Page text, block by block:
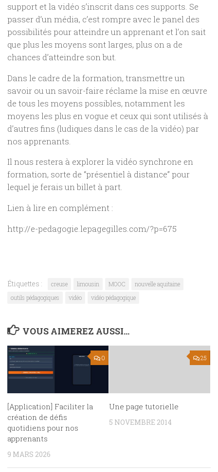
support et la vidéo s’inscrit dans ces supports. Se
passer d’un média, c’est rompre avec le panel des
possibilités pour atteindre un apprenant et l’on sait
que plus les moyens sont larges, plus on a de
chances d’atteindre son but.
Dans le cadre de la formation, transmettre un
savoir ou un savoir-faire réclame la mise en œuvre
de tous les moyens possibles, notamment les
moyens les plus en vogue et ceux qui sont utilisés à
d’autres fins (ludiques dans le cas de la vidéo) par
nos apprenants.
Il nous restera à explorer la vidéo synchrone en
formation, sorte de “présentiel à distance” pour
lequel je ferais un billet à part.
Lien à lire en complément :
http://e-pedagogie.lepagegilles.com/?p=675
Étiquettes : creuse limousin MOOC
nouvelle aquitaine
outils pédagogiques
vidéo vidéo pédagogique
VOUS AIMEREZ AUSSI...
0
[Application] Faciliter la
création de défis
quotidiens pour nos
apprenants
9 MARS 2026
25
Une page tutorielle
5 NOVEMBRE 2014